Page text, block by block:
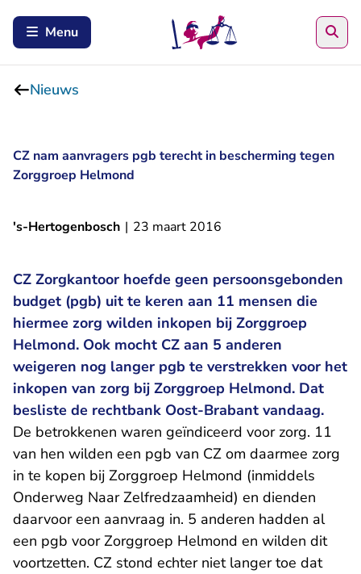
Menu
Nieuws
CZ nam aanvragers pgb terecht in bescherming tegen
Zorggroep Helmond
's-Hertogenbosch | 23 maart 2016
CZ Zorgkantoor hoefde geen persoonsgebonden
budget (pgb) uit te keren aan 11 mensen die
hiermee zorg wilden inkopen bij Zorggroep
Helmond. Ook mocht CZ aan 5 anderen
weigeren nog langer pgb te verstrekken voor het
inkopen van zorg bij Zorggroep Helmond. Dat
besliste de rechtbank Oost-Brabant vandaag.
De betrokkenen waren geïndiceerd voor zorg. 11
van hen wilden een pgb van CZ om daarmee zorg
in te kopen bij Zorggroep Helmond (inmiddels
Onderweg Naar Zelfredzaamheid) en dienden
daarvoor een aanvraag in. 5 anderen hadden al
een pgb voor Zorggroep Helmond en wilden dit
voortzetten. CZ stond echter niet langer toe dat